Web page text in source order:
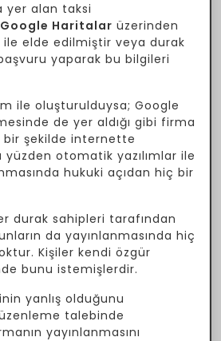
yer alan taksi
Google Haritalar üzerinden
ile elde edilmiştir veya durak
yaparak bu bilgileri
ile oluşturulduysa; Google
de yer aldığı gibi firma
bir şekilde internette
yüzden otomatik yazılımlar ile
hukuki açıdan hiç bir
durak sahipleri tarafından
da yayınlanmasında hiç
Kişiler kendi özgür
bunu istemişlerdir.
yanlış olduğunu
talebinde
yayınlanmasını